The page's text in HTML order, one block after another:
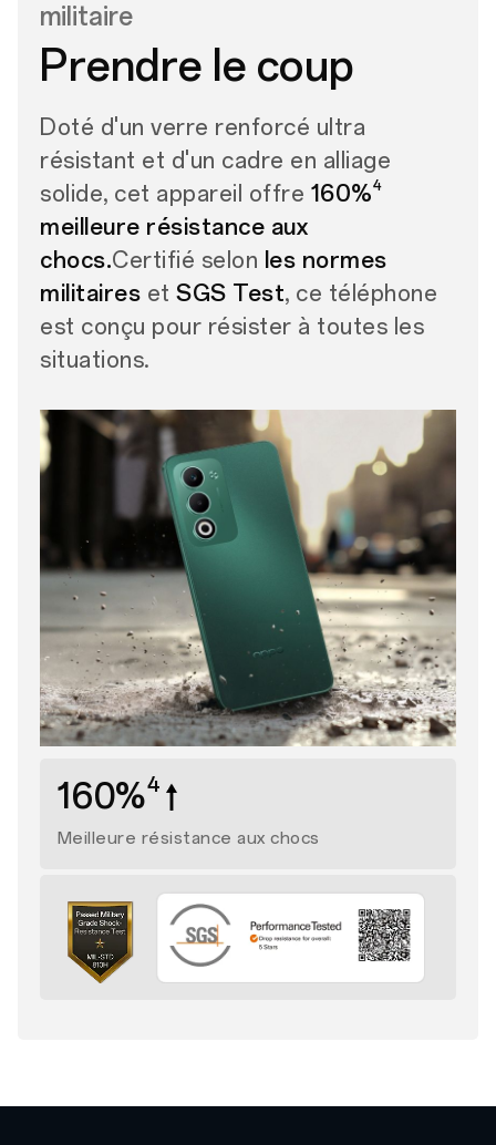
militaire
Prendre le coup
Doté d'un verre renforcé ultra
résistant et d'un cadre en alliage
solide, cet appareil offre 160%4
meilleure résistance aux
chocs.Certifié selon les normes
militaires etSGS Test, ce téléphone
est conçu pour résister à toutes les
situations.
160%4
Meilleure résistance aux chocs